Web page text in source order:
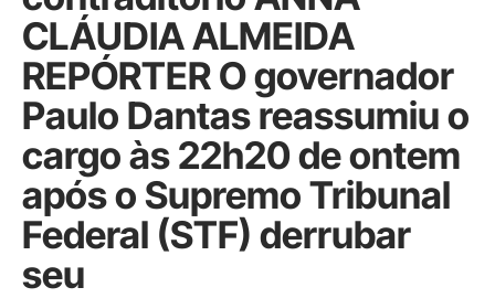
CLÁUDIA ALMEIDA
REPÓRTER O governador
Paulo Dantas reassumiu o
cargo às 22h20 de ontem
após o Supremo Tribunal
Federal (STF) derrubar
seu